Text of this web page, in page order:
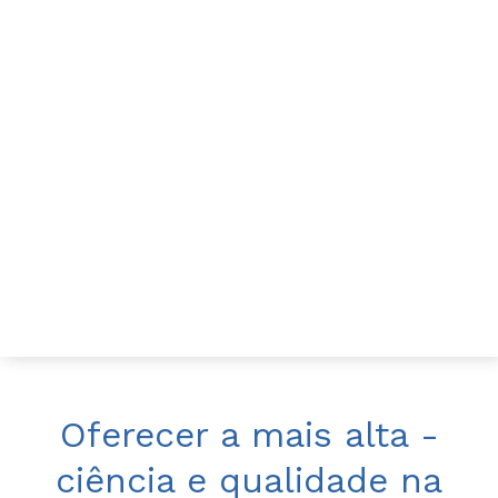
Oferecer a mais alta ­
ciência e qualidade na